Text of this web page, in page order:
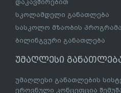
დაკავშირებით
სკოლამდელი განათლება
სასკოლო მზაობის პროგრამა
ბილინგვური განათლება
უმაღლესი
უმაღლესი განათლების
ეროვნული კონცეფცია